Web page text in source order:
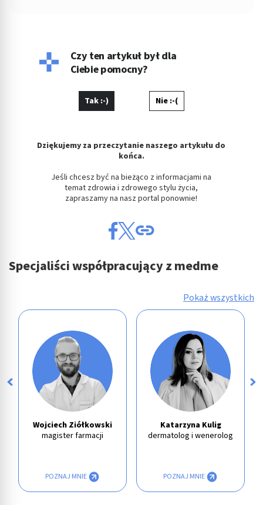
Czy ten artykuł był dla
Ciebie pomocny?
Tak :-) Nie :-(
Dziękujemy za przeczytanie naszego artykułu do
końca.
Jeśli chcesz być na bieżąco z informacjami na
temat zdrowia i zdrowego stylu życia,
zapraszamy na nasz portal ponownie!
Specjaliści współpracujący z medme
Pokaż wszystkich
Wojciech Ziółkowski
magister farmacji
POZNAJ MNIE
Katarzyna Kulig
dermatolog i wenerolog
POZNAJ MNIE